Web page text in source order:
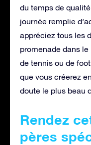
du temps de
journée remplie
appréciez tous les
promenade dans
de tennis ou de
que vous créerez
doute le plus beau
Rendez
pères